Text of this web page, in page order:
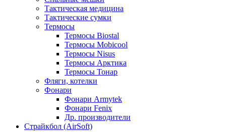
Тактическая медицина
Тактические сумки
Термосы
Термосы Biostal
Термосы Mobicool
Термосы Nisus
Термосы Арктика
Термосы Тонар
Фляги, котелки
Фонари
Фонари Armytek
Фонари Fenix
Др. производители
Страйкбол (AirSoft)